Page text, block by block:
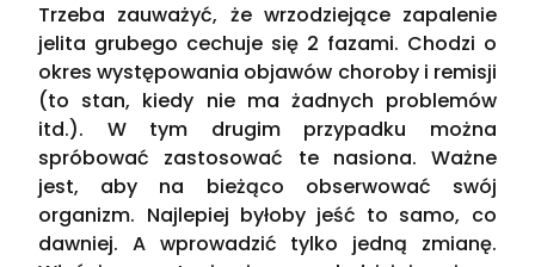
Trzeba zauważyć, że wrzodziejące zapalenie
jelita grubego cechuje się 2 fazami. Chodzi o
okres występowania objawów choroby i remisji
(to stan, kiedy nie ma żadnych problemów
itd.). W tym drugim przypadku można
spróbować zastosować te nasiona. Ważne
jest, aby na bieżąco obserwować swój
organizm. Najlepiej byłoby jeść to samo, co
dawniej. A wprowadzić tylko jedną zmianę.